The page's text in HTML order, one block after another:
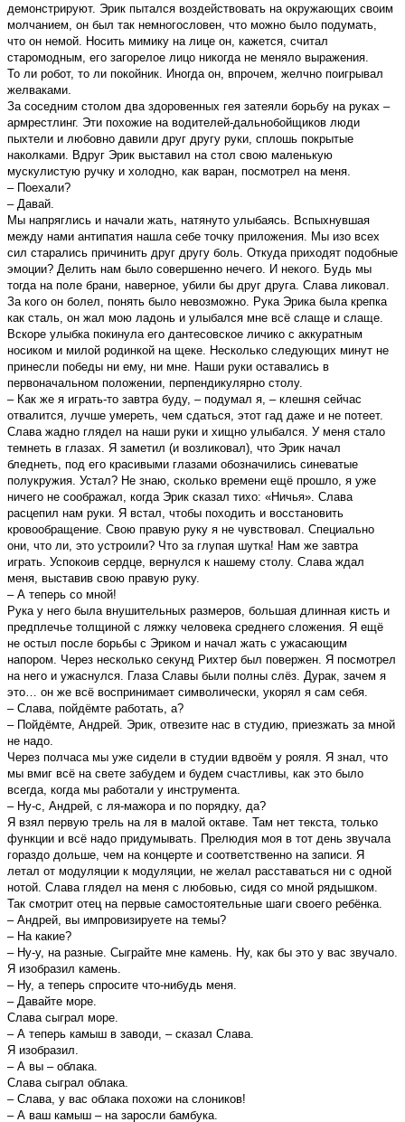
демонстрируют. Эрик пытался воздействовать на окружающих своим
молчанием, он был так немногословен, что можно было подумать,
что он немой. Носить мимику на лице он, кажется, считал
старомодным, его загорелое лицо никогда не меняло выражения.
То ли робот, то ли покойник. Иногда он, впрочем, желчно поигрывал
желваками.
За соседним столом два здоровенных гея затеяли борьбу на руках –
армрестлинг. Эти похожие на водителей-дальнобойщиков люди
пыхтели и любовно давили друг другу руки, сплошь покрытые
наколками. Вдруг Эрик выставил на стол свою маленькую
мускулистую ручку и холодно, как варан, посмотрел на меня.
– Поехали?
– Давай.
Мы напряглись и начали жать, натянуто улыбаясь. Вспыхнувшая
между нами антипатия нашла себе точку приложения. Мы изо всех
сил старались причинить друг другу боль. Откуда приходят подобные
эмоции? Делить нам было совершенно нечего. И некого. Будь мы
тогда на поле брани, наверное, убили бы друг друга. Слава ликовал.
За кого он болел, понять было невозможно. Рука Эрика была крепка
как сталь, он жал мою ладонь и улыбался мне всё слаще и слаще.
Вскоре улыбка покинула его дантесовское личико с аккуратным
носиком и милой родинкой на щеке. Несколько следующих минут не
принесли победы ни ему, ни мне. Наши руки оставались в
первоначальном положении, перпендикулярно столу.
– Как же я играть-то завтра буду, – подумал я, – клешня сейчас
отвалится, лучше умереть, чем сдаться, этот гад даже и не потеет.
Слава жадно глядел на наши руки и хищно улыбался. У меня стало
темнеть в глазах. Я заметил (и возликовал), что Эрик начал
бледнеть, под его красивыми глазами обозначились синеватые
полукружия. Устал? Не знаю, сколько времени ещё прошло, я уже
ничего не соображал, когда Эрик сказал тихо: «Ничья». Слава
расцепил нам руки. Я встал, чтобы походить и восстановить
кровообращение. Свою правую руку я не чувствовал. Специально
они, что ли, это устроили? Что за глупая шутка! Нам же завтра
играть. Успокоив сердце, вернулся к нашему столу. Слава ждал
меня, выставив свою правую руку.
– А теперь со мной!
Рука у него была внушительных размеров, большая длинная кисть и
предплечье толщиной с ляжку человека среднего сложения. Я ещё
не остыл после борьбы с Эриком и начал жать с ужасающим
напором. Через несколько секунд Рихтер был повержен. Я посмотрел
на него и ужаснулся. Глаза Славы были полны слёз. Дурак, зачем я
это… он же всё воспринимает символически, укорял я сам себя.
– Слава, пойдёмте работать, а?
– Пойдёмте, Андрей. Эрик, отвезите нас в студию, приезжать за мной
не надо.
Через полчаса мы уже сидели в студии вдвоём у рояля. Я знал, что
мы вмиг всё на свете забудем и будем счастливы, как это было
всегда, когда мы работали у инструмента.
– Ну-с, Андрей, с ля-мажора и по порядку, да?
Я взял первую трель на ля в малой октаве. Там нет текста, только
функции и всё надо придумывать. Прелюдия моя в тот день звучала
гораздо дольше, чем на концерте и соответственно на записи. Я
летал от модуляции к модуляции, не желал расставаться ни с одной
нотой. Слава глядел на меня с любовью, сидя со мной рядышком.
Так смотрит отец на первые самостоятельные шаги своего ребёнка.
– Андрей, вы импровизируете на темы?
– На какие?
– Ну-у, на разные. Сыграйте мне камень. Ну, как бы это у вас звучало.
Я изобразил камень.
– Ну, а теперь спросите что-нибудь меня.
– Давайте море.
Слава сыграл море.
– А теперь камыш в заводи, – сказал Слава.
Я изобразил.
– А вы – облака.
Слава сыграл облака.
– Слава, у вас облака похожи на слоников!
– А ваш камыш – на заросли бамбука.